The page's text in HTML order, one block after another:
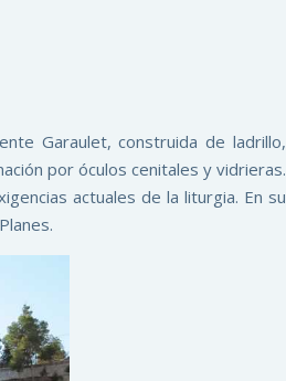
Garaulet, construida de ladrillo,
por óculos cenitales y vidrieras.
actuales de la liturgia. En su